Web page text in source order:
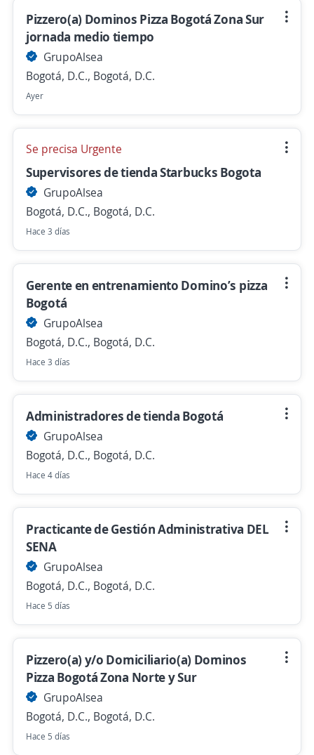
Pizzero(a) Dominos Pizza Bogotá Zona Sur
jornada medio tiempo
GrupoAlsea
Bogotá, D.C., Bogotá, D.C.
Ayer
Se precisa Urgente
Supervisores de tienda Starbucks Bogota
GrupoAlsea
Bogotá, D.C., Bogotá, D.C.
Hace 3 días
Gerente en entrenamiento Domino’s pizza
Bogotá
GrupoAlsea
Bogotá, D.C., Bogotá, D.C.
Hace 3 días
Administradores de tienda Bogotá
GrupoAlsea
Bogotá, D.C., Bogotá, D.C.
Hace 4 días
Practicante de Gestión Administrativa DEL
SENA
GrupoAlsea
Bogotá, D.C., Bogotá, D.C.
Hace 5 días
Pizzero(a) y/o Domiciliario(a) Dominos
Pizza Bogotá Zona Norte y Sur
GrupoAlsea
Bogotá, D.C., Bogotá, D.C.
Hace 5 días